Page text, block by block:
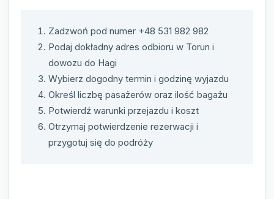
Zadzwoń pod numer +48 531 982 982
Podaj dokładny adres odbioru w Torun i
dowozu do Hagi
Wybierz dogodny termin i godzinę wyjazdu
Określ liczbę pasażerów oraz ilość bagażu
Potwierdź warunki przejazdu i koszt
Otrzymaj potwierdzenie rezerwacji i
przygotuj się do podróży